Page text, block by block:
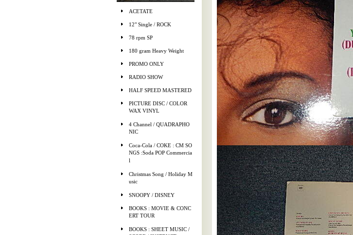
ACETATE
12" Single / ROCK
78 rpm SP
180 gram Heavy Weight
PROMO ONLY
RADIO SHOW
HALF SPEED MASTERED
PICTURE DISC / COLOR
WAX VINYL
4 Channel / QUADRAPHO
NIC
Coca-Cola / COKE : CM SO
NGS :Soda POP Commercia
l
Christmas Song / Holiday M
usic
SNOOPY / DISNEY
BOOKS : MOVIE & CONC
ERT TOUR
BOOKS : SHEET MUSIC /